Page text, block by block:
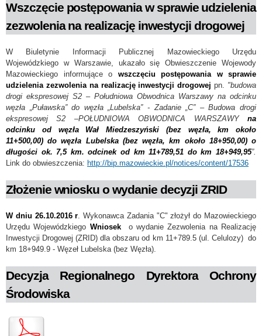
Wszczęcie postępowania w sprawie udzielenia
zezwolenia na realizację inwestycji drogowej
W Biuletynie Informacji Publicznej Mazowieckiego Urzędu
Wojewódzkiego w Warszawie, ukazało się Obwieszczenie Wojewody
Mazowieckiego informujące o wszczęciu postępowania w sprawie
udzielenia zezwolenia na realizację inwestycji drogowej pn. "budowa
drogi ekspresowej S2 – Południowa Obwodnica Warszawy na odcinku
węzła „Puławska” do węzła „Lubelska” - Zadanie „C” – Budowa drogi
ekspresowej S2 –POŁUDNIOWA OBWODNICA WARSZAWY na
odcinku od węzła Wał Miedzeszyński (bez węzła, km około
11+500,00) do węzła Lubelska (bez węzła, km około 18+950,00) o
długości ok. 7,5 km. odcinek od km 11+789,51 do km 18+949,95”.
Link do obwieszczenia: http://bip.mazowieckie.pl/notices/content/17536
Złożenie wniosku o wydanie decyzji ZRID
W dniu 26.10.2016 r. Wykonawca Zadania "C" złożył do Mazowieckiego
Urzędu Wojewódzkiego Wniosek o wydanie Zezwolenia na Realizację
Inwestycji Drogowej (ZRID) dla obszaru od km 11+789.5 (ul. Celulozy) do
km 18+949.9 - Węzeł Lubelska (bez Węzła).
Decyzja Regionalnego Dyrektora Ochrony
Środowiska